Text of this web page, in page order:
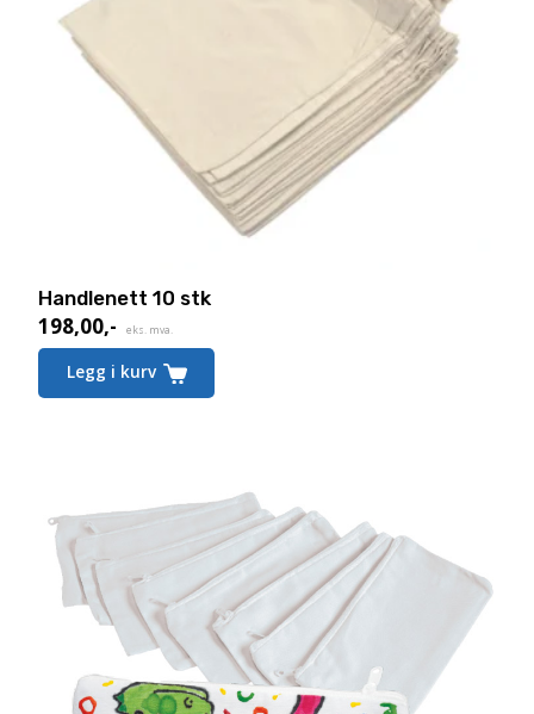
Handlenett 10 stk
198,00,- eks. mva.
Legg i kurv